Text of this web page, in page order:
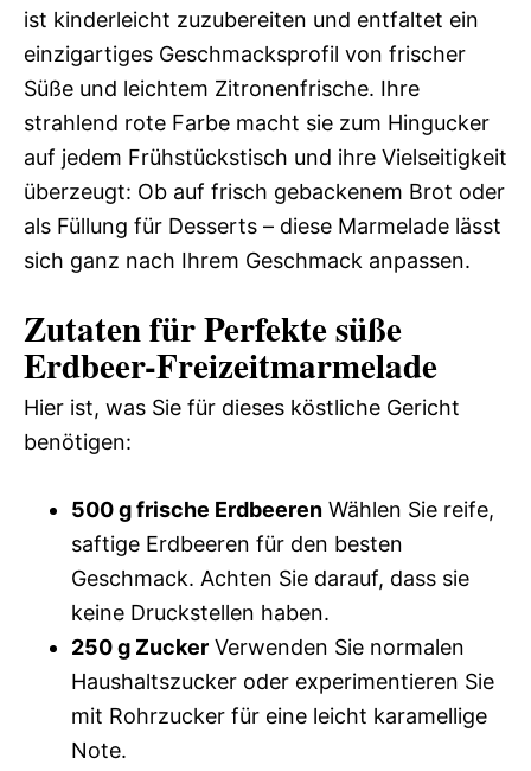
ist kinderleicht zuzubereiten und entfaltet ein
einzigartiges Geschmacksprofil von frischer
Süße und leichtem Zitronenfrische. Ihre
strahlend rote Farbe macht sie zum Hingucker
auf jedem Frühstückstisch und ihre Vielseitigkeit
überzeugt: Ob auf frisch gebackenem Brot oder
als Füllung für Desserts – diese Marmelade lässt
sich ganz nach Ihrem Geschmack anpassen.
Zutaten für Perfekte süße
Erdbeer-Freizeitmarmelade
Hier ist, was Sie für dieses köstliche Gericht
benötigen:
500 g frische Erdbeeren Wählen Sie reife,
saftige Erdbeeren für den besten
Geschmack. Achten Sie darauf, dass sie
keine Druckstellen haben.
250 g Zucker Verwenden Sie normalen
Haushaltszucker oder experimentieren Sie
mit Rohrzucker für eine leicht karamellige
Note.